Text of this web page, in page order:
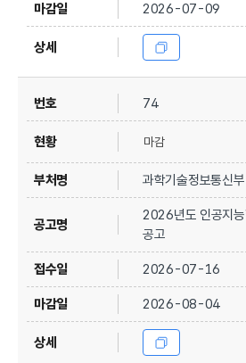
2026-07-09
74
마감
과학기술정보통신부
2026년도 인공지
공고
2026-07-16
2026-08-04